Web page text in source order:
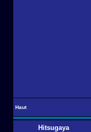
Haut
Hitsugaya